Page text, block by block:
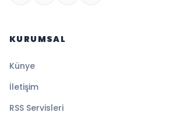
KURUMSAL
Künye
İletişim
RSS Servisleri